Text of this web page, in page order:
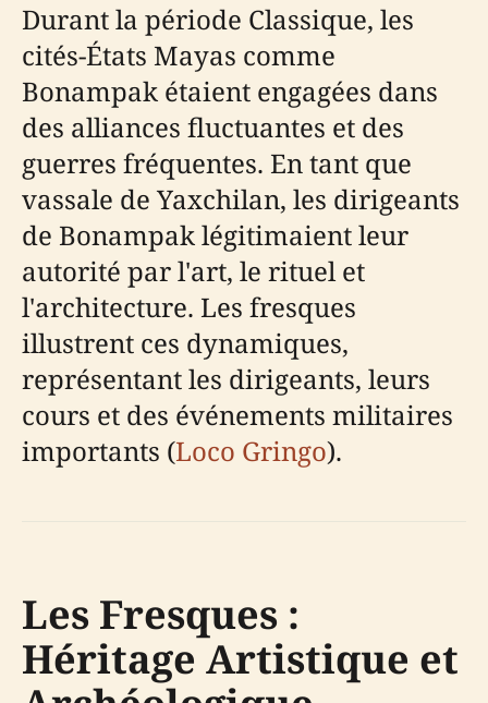
Durant la période Classique, les
cités-États Mayas comme
Bonampak étaient engagées dans
des alliances fluctuantes et des
guerres fréquentes. En tant que
vassale de Yaxchilan, les dirigeants
de Bonampak légitimaient leur
autorité par l'art, le rituel et
l'architecture. Les fresques
illustrent ces dynamiques,
représentant les dirigeants, leurs
cours et des événements militaires
importants (Loco Gringo).
Les Fresques :
Héritage Artistique et